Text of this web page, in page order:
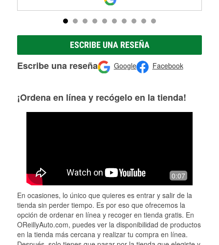
ESCRIBE UNA RESEÑA
Escribe una reseña Google Facebook
¡Ordena en línea y recógelo en la tienda!
0:07
En ocasiones, lo único que quieres es entrar y salir de la
tienda sin perder tiempo. Es por eso que ofrecemos la
opción de ordenar en línea y recoger en tienda gratis. En
OReillyAuto.com, puedes ver la disponibilidad de productos
en la tienda más cercana y realizar tu compra en línea.